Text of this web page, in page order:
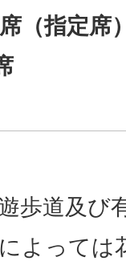
（指定席
歩道及び
よっては